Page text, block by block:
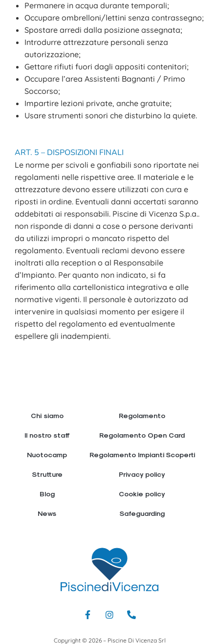
Permanere in acqua durante temporali;
Occupare ombrelloni/lettini senza contrassegno;
Spostare arredi dalla posizione assegnata;
Introdurre attrezzature personali senza
autorizzazione;
Gettare rifiuti fuori dagli appositi contenitori;
Occupare l’area Assistenti Bagnanti / Primo
Soccorso;
Impartire lezioni private, anche gratuite;
Usare strumenti sonori che disturbino la quiete.
ART. 5 – DISPOSIZIONI FINALI
Le norme per scivoli e gonfiabili sono riportate nei
regolamenti nelle rispettive aree. Il materiale e le
attrezzature devono essere utilizzati con cura e
riposti in ordine. Eventuali danni accertati saranno
addebitati ai responsabili. Piscine di Vicenza S.p.a..
non risponde di danni a cose o persone derivanti
da utilizzi impropri o mancato rispetto del
regolamento. Eventuali reclami devono essere
inoltrati alla reception o al Responsabile
d’Impianto. Per quanto non indicato, si fa
riferimento alla cartellonistica integrativa e alle
normative vigenti. Il personale è autorizzato ad
intervenire in qualsiasi momento per esigere il
rispetto del regolamento ed eventualmente
espellere gli inadempienti.
Chi siamo
Il nostro staff
Nuotocamp
Strutture
Blog
News
Regolamento
Regolamento Open Card
Regolamento Impianti Scoperti
Privacy policy
Cookie policy
Safeguarding
Copyright © 2026 – Piscine Di Vicenza Srl